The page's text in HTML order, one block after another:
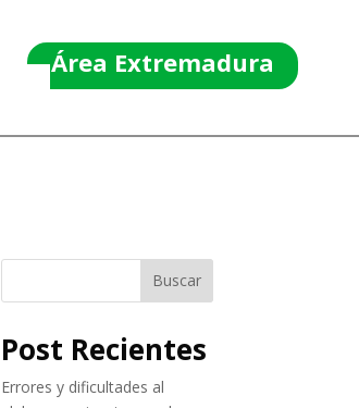
Área Extremadura
Buscar
Post Recientes
Errores y dificultades al